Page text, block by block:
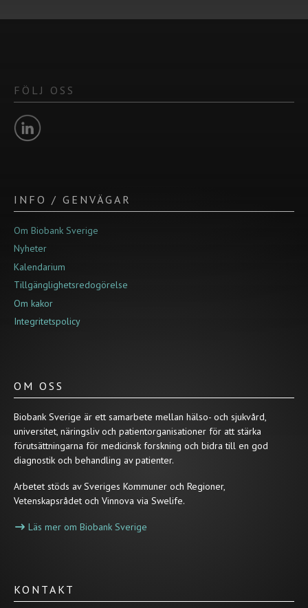
FÖLJ OSS
INFO / GENVÄGAR
Om Biobank Sverige
Nyheter
Kalendarium
Tillgänglighetsredogörelse
Om kakor
Integritetspolicy
OM OSS
Biobank Sverige är ett samarbete mellan hälso- och sjukvård,
universitet, näringsliv och patientorganisationer för att stärka
förutsättningarna för medicinsk forskning och bidra till en god
diagnostik och behandling av patienter.
Arbetet stöds av Sveriges Kommuner och Regioner,
Vetenskapsrådet och Vinnova via Swelife.
Läs mer om Biobank Sverige
KONTAKT